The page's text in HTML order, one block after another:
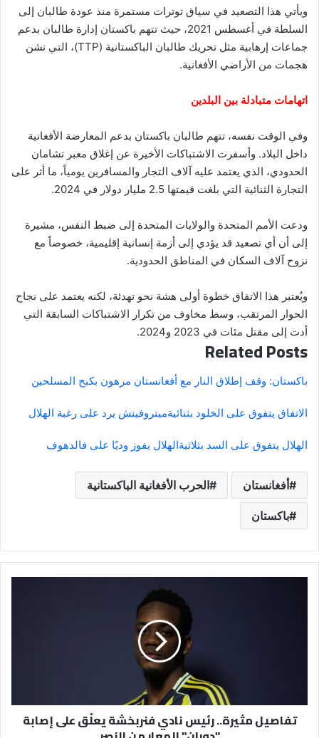
ويأتي هذا التصعيد في سياق توترات مستمرة منذ عودة طالبان إلى
السلطة في أغسطس 2021، حيث تتهم باكستان إدارة طالبان بدعم
جماعات إرهابية مثل تحريك طالبان الباكستانية (TTP)، التي تشن
هجمات من الأراضي الأفغانية.
اتهامات متبادلة بين البلدين
وفي الوقت نفسه، تتهم طالبان باكستان بدعم المعارضة الأفغانية
داخل البلاد. وأسفرت الاشتباكات الأخيرة عن إغلاق معبر تشامان
الحدودي، الذي يعتمد عليه آلاف التجار والمسافرين يومياً، ما أثر على
التجارة الثنائية التي بلغت قيمتها 2.5 مليار دولار في 2024.
ودعت الأمم المتحدة والولايات المتحدة إلى ضبط النفس، مشيرة
إلى أن أي تصعيد قد يؤدي إلى أزمة إنسانية إقليمية، خصوصاً مع
نزوح آلاف السكان في المناطق الحدودية.
ويُعتبر هذا الاتفاق خطوة أولى هشة نحو تهدئة، لكنه يعتمد على نجاح
الحوار المرتقب، وسط مخاوف من تكرار الاشتباكات السابقة التي
أدت إلى مقتل مئات في 2023 و2024.
Related Posts
باكستان: وقف إطلاق النار مع أفغانستان مرهون بكبح المسلحين
الاتفاق يتفوق على الخلود بثنائيةميتروفيتش يرد على رغبة الهلال
الهلال يتفوق على السد بثلاثيةالهلال يفوز وديًا على فالدهوف
أفغانستان الحرب الأفغانية الباكستانية
باكستان
"دوران"
المعار
تفاصيل مثيرة.. رئيس نادي فنربخشة يعلّق على إصابة